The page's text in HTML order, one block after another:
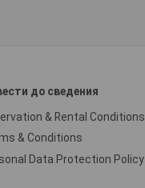
до сведения
& Rental Conditions
& Conditions
Data Protection Policy